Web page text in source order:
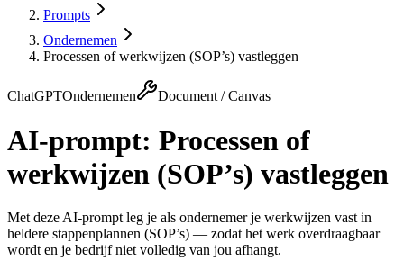
Prompts
Ondernemen
Processen of werkwijzen (SOP’s) vastleggen
ChatGPTOndernemen Document / Canvas
AI-prompt: Processen of
werkwijzen (SOP’s) vastleggen
Met deze AI-prompt leg je als ondernemer je werkwijzen vast in
heldere stappenplannen (SOP’s) — zodat het werk overdraagbaar
wordt en je bedrijf niet volledig van jou afhangt.